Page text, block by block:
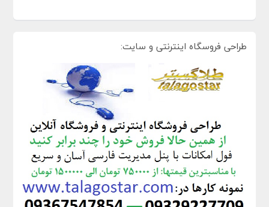
طراحی فروسگاه اینترنتی و سایت: